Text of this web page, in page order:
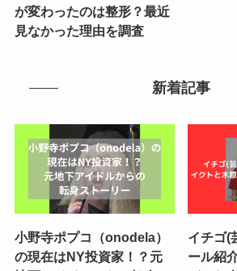
が変わったのは整形？最近
見なかった理由を調査
新着記事
小野寺ポプコ（onodela）
の現在はNY投資家！？元
イチゴ(
ール紹